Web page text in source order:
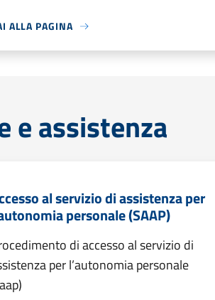
ALLA PAGINA
e assistenza
al servizio di assistenza per
personale (SAAP)
di accesso al servizio di
per l’autonomia personale